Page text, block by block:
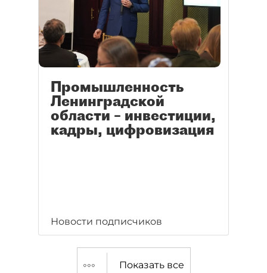
Промышленность
Ленинградской
области – инвестиции,
кадры, цифровизация
Новости подписчиков
Показать все